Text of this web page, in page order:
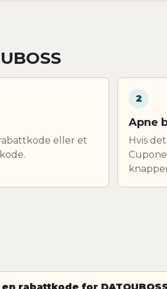
eller et
2
Apne
Hvis